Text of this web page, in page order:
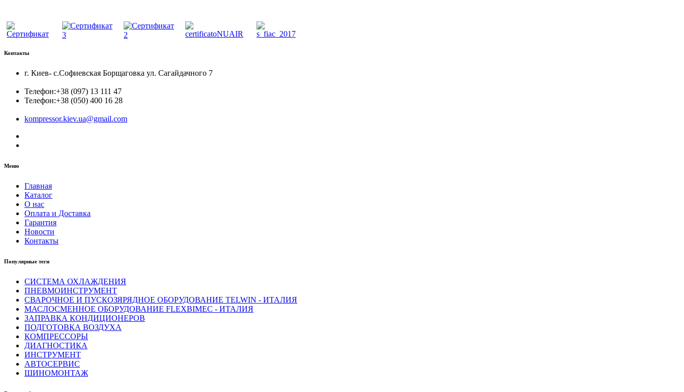
Контакты
г. Киев- с.Софиевская Борщаговка ул. Сагайдачного 7
Телефон:+38 (097) 13 111 47
Телефон:+38 (050) 400 16 28
kompressor.kiev.ua@gmail.com
Меню
Главная
Каталог
О нас
Оплата и Доставка
Гарантия
Новости
Контакты
Популярные теги
СИСТЕМА ОХЛАЖДЕНИЯ
ПНЕВМОИНСТРУМЕНТ
СВАРОЧНОЕ И ПУСКОЗЯРЯДНОЕ ОБОРУДОВАНИЕ TELWIN - ИТАЛИЯ
МАСЛОСМЕННОЕ ОБОРУДОВАНИЕ FLEXBIMEC - ИТАЛИЯ
ЗАПРАВКА КОНДИЦИОНЕРОВ
ПОДГОТОВКА ВОЗДУХА
КОМПРЕССОРЫ
ДИАГНОСТИКА
ИНСТРУМЕНТ
АВТОСЕРВИС
ШИНОМОНТАЖ